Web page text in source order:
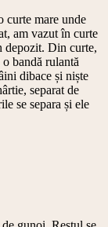
curte mare unde
am vazut în curte
depozit. Din curte,
bandă rulantă
dibace și niște
separat de
se separa și ele